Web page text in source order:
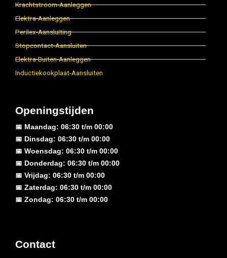
Krachtstroom-Aanleggen
Elektra-Aanleggen
Perilex-Aansluiting
Stopcontact-Aansluiten
Elektra-Buiten-Aanleggen
Inductiekookplaat-Aansluiten
Openingstijden
📅 Maandag: 06:30 t/m 00:00
📅 Dinsdag: 06:30 t/m 00:00
📅 Woensdag: 06:30 t/m 00:00
📅 Donderdag: 06:30 t/m 00:00
📅 Vrijdag: 06:30 t/m 00:00
📅 Zaterdag: 06:30 t/m 00:00
📅 Zondag: 06:30 t/m 00:00
Contact